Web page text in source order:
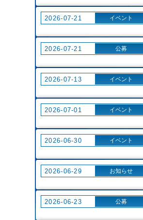
2026-07-21 イベント
2026-07-21 公募
2026-07-13 イベント
2026-07-01 イベント
2026-06-30 イベント
2026-06-29 お知らせ
2026-06-23 公募